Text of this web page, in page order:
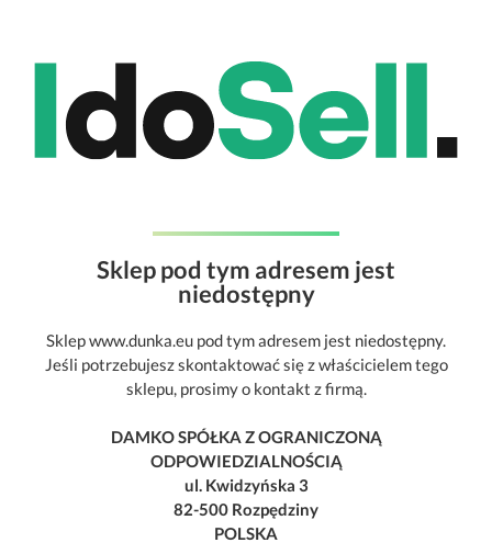
Sklep pod tym adresem jest
niedostępny
Sklep www.dunka.eu pod tym adresem jest niedostępny.
Jeśli potrzebujesz skontaktować się z właścicielem tego
sklepu, prosimy o kontakt z firmą.
DAMKO SPÓŁKA Z OGRANICZONĄ
ODPOWIEDZIALNOŚCIĄ
ul. Kwidzyńska 3
82-500 Rozpędziny
POLSKA